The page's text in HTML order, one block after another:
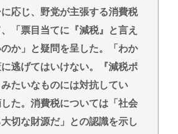
応じ、野党が主張する消費税
「票目当てに『減税』と言え
か」と疑問を呈した。「わか
逃げてはいけない。『減税ポ
たいなものには対抗してい
た。消費税については「社会
切な財源だ」との認識を示し